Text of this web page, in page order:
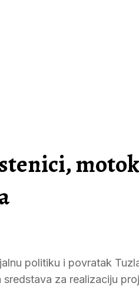
politiku i povratak
sredstava za realizaciju